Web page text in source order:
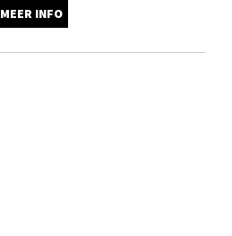
MEER INFO